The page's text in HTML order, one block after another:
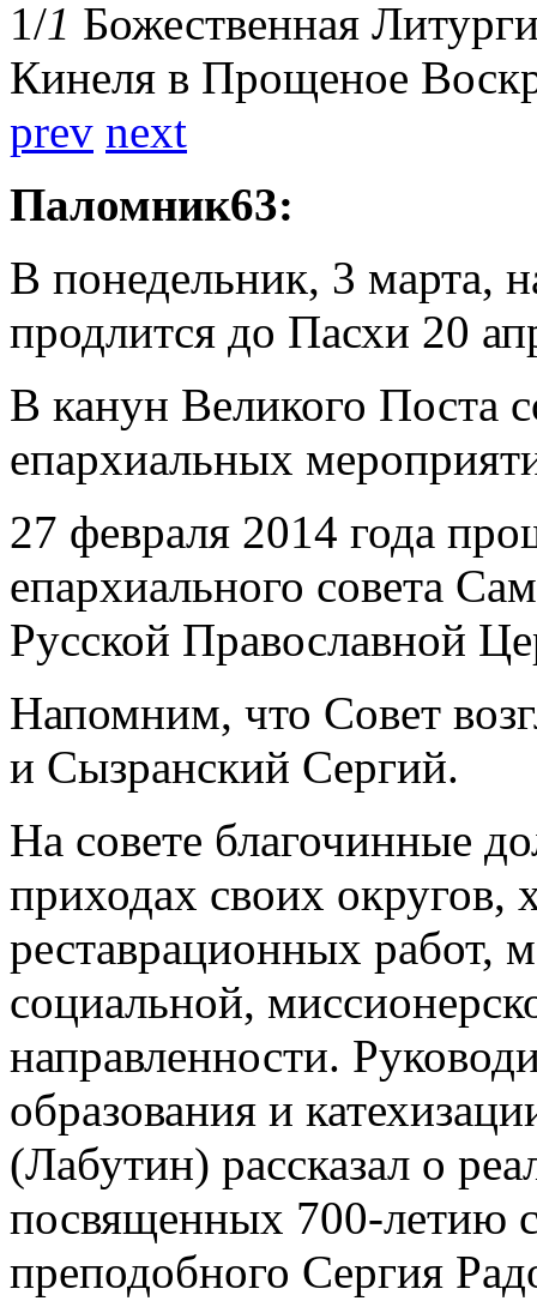
1/1 Божественная
Кинеля в Прощеное
prev next
Паломник63:
В понедельник, 3 марта,
продлится до Пасхи 20
В канун Великого Поста
епархиальных
27 февраля 2014 года
епархиального совета
Русской Православной
Напомним, что Совет
и Сызранский Сергий.
На совете благочинные
приходах своих округов,
реставрационных работ,
социальной,
направленности.
образования и
(Лабутин) рассказал о
посвященных 700-летию
преподобного Сергия